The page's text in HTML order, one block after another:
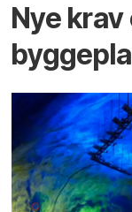
Nye